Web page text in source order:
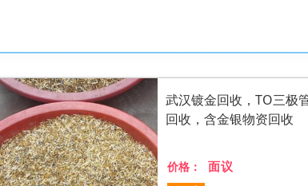
武汉镀金回收，TO三极
回收，含金银物资回收
价格：
面议